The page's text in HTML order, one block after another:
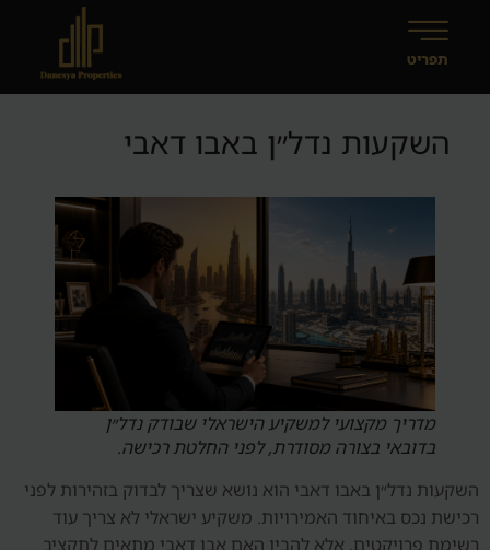
השקעות נדל״ן באבו דאבי
מדריך מקצועי למשקיע הישראלי שבודק נדל״ן
בדובאי בצורה מסודרת, לפני החלטת רכישה.
השקעות נדל״ן באבו דאבי הוא נושא שצריך לבדוק בזהירות לפני
רכישת נכס באיחוד האמירויות. משקיע ישראלי לא צריך עוד
רשימת פרויקטים, אלא להבין האם אבו דאבי מתאים לתקציב